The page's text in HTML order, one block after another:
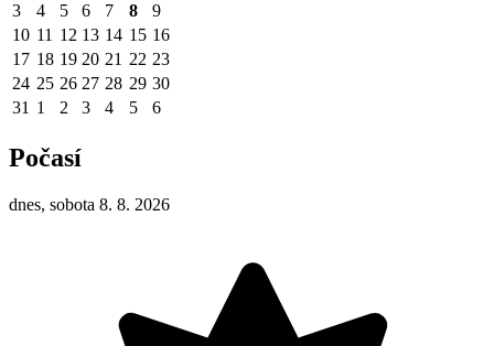
3
4 5 6 7 8
9
10 11 12 13 14 15 16
17 18 19 20 21 22 23
24 25 26 27 28 29 30
31 1 2 3 4 5 6
Počasí
dnes, sobota 8. 8. 2026